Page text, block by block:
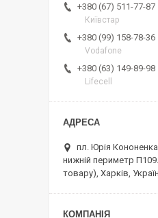
+380 (67) 511-77-87
Київстар
+380 (99) 158-78-36
Vodafone
+380 (63) 149-89-98
Lifecell
пл. Юрія
нижній периметр
товару), Харків,